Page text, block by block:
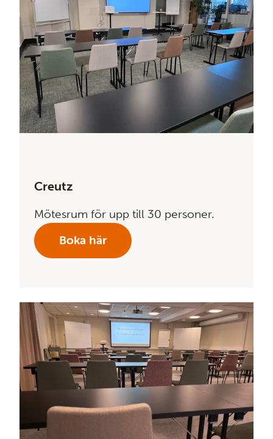
Creutz
Mötesrum för upp till 30 personer.
Boka här